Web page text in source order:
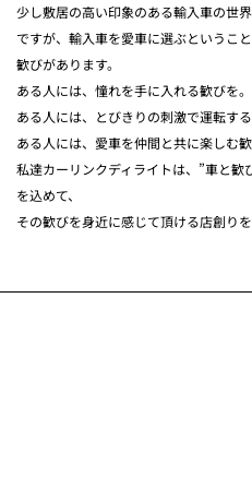
少し敷居の高い印象のある輸入車の世界
ですが、輸入車を愛車に選ぶというこ
歓びがあります。
ある人には、憧れを手に入れる歓びを。
ある人には、とびきりの刺激で運転する
ある人には、愛車を仲間と共に楽しむ歓
私達カーリンクディライトは、”車と歓
を込めて、
その歓びを身近に感じて頂ける店創りを